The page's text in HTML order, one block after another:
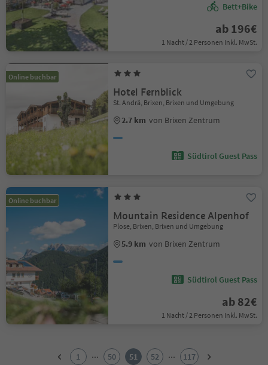
Bett+Bike
ab 196€
1 Nacht / 2 Personen Inkl. MwSt.
Online buchbar
Hotel Fernblick
St. Andrä, Brixen, Brixen und Umgebung
2.7 km von Brixen Zentrum
Südtirol Guest Pass
Online buchbar
Mountain Residence Alpenhof
Plose, Brixen, Brixen und Umgebung
5.9 km von Brixen Zentrum
Südtirol Guest Pass
ab 82€
1 Nacht / 2 Personen Inkl. MwSt.
1 ... 50 51 52 ...
117